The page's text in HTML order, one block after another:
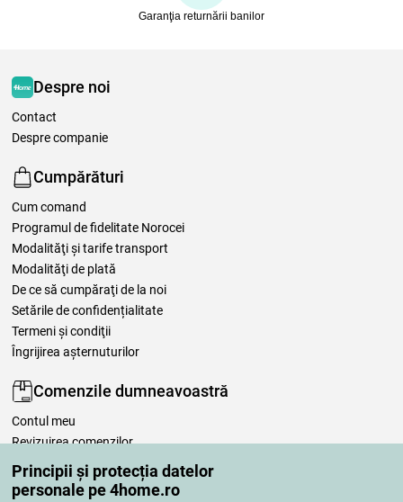
Principii și protecția datelor
personale pe 4home.ro
Garanţia returnării banilor
Despre noi
Contact
Despre companie
Cumpărături
Cum comand
Programul de fidelitate Norocei
Modalităţi şi tarife transport
Modalităţi de plată
De ce să cumpăraţi de la noi
Setările de confidențialitate
Termeni şi condiţii
Îngrijirea așternuturilor
Comenzile dumneavoastră
Contul meu
Revizuirea comenzilor
Reclamaţii
Retragere de la contract